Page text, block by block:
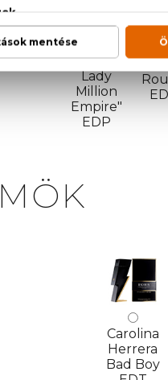
Rabanne
Lady
Million
Empire"
EDP
Ricci
Carolina
Herrera
Bad Boy